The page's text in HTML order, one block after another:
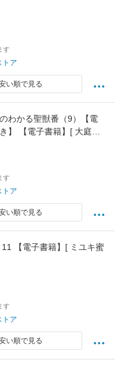
す
トア
い順で見る
わかる聖獣番（9）【電
】 【電子書籍】[ 大庭そ
す
トア
い順で見る
【電子書籍】[ ミユキ蜜
す
トア
い順で見る